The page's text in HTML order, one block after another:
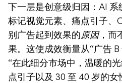
下一层是创意级归因：AI
标记视觉元素、痛点引子、
别广告起到效果的原因，而
果。这使成效衡量从“广告
“在此细分市场中，温暖的
点引子以及 30 至 40 岁的